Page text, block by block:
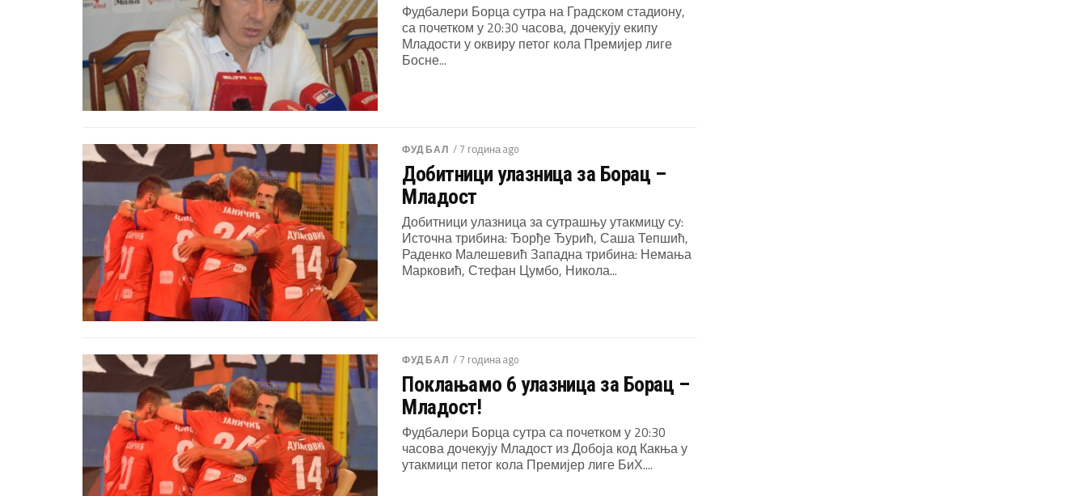
Фудбалери Борца сутра на Градском стадиону,
са почетком у 20:30 часова, дочекују екипу
Младости у оквиру петог кола Премијер лиге
Босне...
ФУДБАЛ / 7 година ago
Добитници улазница за Борац –
Младост
Добитници улазница за сутрашњу утакмицу су:
Источна трибина: Ђорђе Ђурић, Саша Тепшић,
Раденко Малешевић Западна трибина: Немања
Марковић, Стефан Цумбо, Никола...
ФУДБАЛ / 7 година ago
Поклањамо 6 улазница за Борац –
Младост!
Фудбалери Борца сутра са почетком у 20:30
часова дочекују Младост из Добоја код Какња у
утакмици петог кола Премијер лиге БиХ....